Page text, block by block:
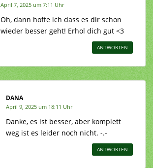
April 7, 2025 um 7:11 Uhr
Oh, dann hoffe ich dass es dir schon
wieder besser geht! Erhol dich gut <3
ANTWORTEN
DANA
April 9, 2025 um 18:11 Uhr
Danke, es ist besser, aber komplett
weg ist es leider noch nicht. -.-
ANTWORTEN